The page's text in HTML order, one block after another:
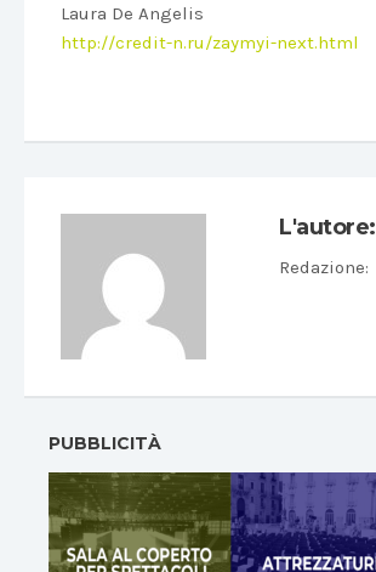
Laura De Angelis
http://credit-n.ru/zaymyi-next.html
L'autore:
Redazione:
PUBBLICITÀ